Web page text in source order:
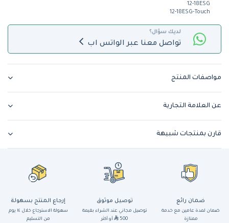
12-18ESG
12-18ESG-Touch
لديك سؤال؟
تواصل معنا عبر الواتس اب
مواصفات المنتج
عن العلامة التجارية
قارن بمنتجات شبيهة
ضمان رائع
ضمان لمدة عامين مع خدمة
ممتازة
توصيل موثوق
توصيل مجاني عند الشراء بقيمة
500
أو أكثر
إرجاع المنتج بسهولة
سهولة الاسترجاع خلال ١٤ يوم
من التسليم